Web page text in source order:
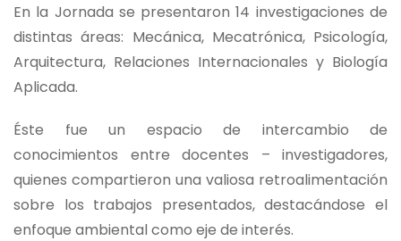
En la Jornada se presentaron 14 investigaciones de
distintas áreas: Mecánica, Mecatrónica, Psicología,
Arquitectura, Relaciones Internacionales y Biología
Aplicada.
Éste fue un espacio de intercambio de
conocimientos entre docentes – investigadores,
quienes compartieron una valiosa retroalimentación
sobre los trabajos presentados, destacándose el
enfoque ambiental como eje de interés.